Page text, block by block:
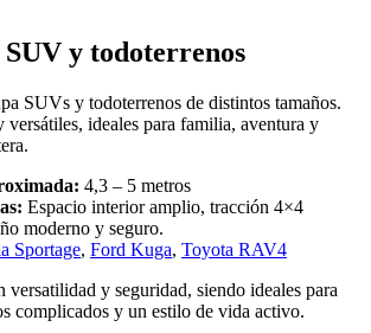
SUV y todoterrenos
SUVs y todoterrenos de distintos tamaños.
versátiles, ideales para familia, aventura y
4,3 – 5 metros
Espacio interior amplio, tracción 4×4
moderno y seguro.
Sportage, Ford Kuga, Toyota RAV4
versatilidad y seguridad, siendo ideales para
complicados y un estilo de vida activo.